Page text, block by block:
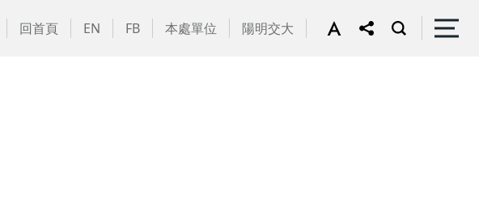
回首頁 EN FB 本處單位 陽明交大